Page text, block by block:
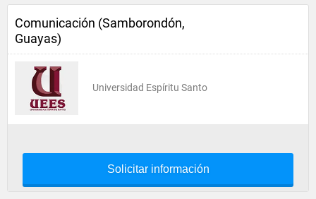
Comunicación (Samborondón,
Guayas)
Universidad Espíritu Santo
Solicitar información